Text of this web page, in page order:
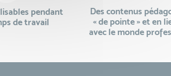
pendant
de travail
Des contenus
« de pointe » et en
avec le monde